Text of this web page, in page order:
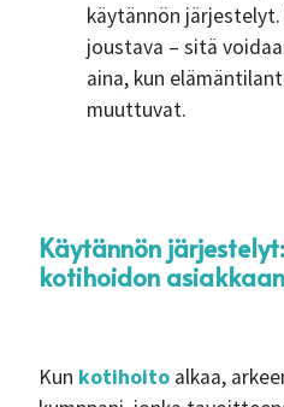
käytännön
joustava – sitä
aina, kun
muuttuvat.
Käytännön
kotihoidon
Kun kotihoito alkaa,